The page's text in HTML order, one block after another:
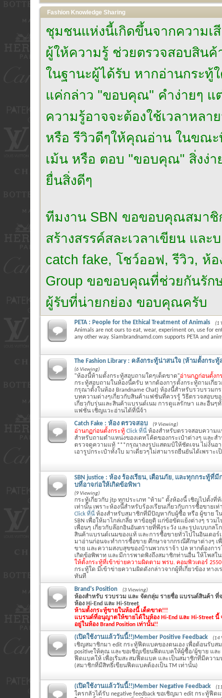
Fashion Knowledge Sharing
ชุมชนแห่งนี้เกิดขึ้นจากความเ
ผู้ให้ความรู้ ช่วยตรวจสอบสิน
ในฐานะผู้ได้รับ หากอ่านกระทู้
แค่กล่าว "ขอบคุณ" คำง่ายๆ แ
ความรู้อาจจะต้องใช้เวลาหล
หรือ รีวิวดีๆให้คุณอ่าน ในขณะ
เม้น หรือ ตอบ "ขอบคุณ" สิ่งง่า
ยื่นสิ่งดีๆ
ทีมงาน SBN ขอขอบคุณสมาชิ
สร้างสรรค์สละเวลาเขียน และ
catch fake, โชว์ออฟ, รีวิว, ห้
Group ขอขอบคุณที่ช่วยกันรัก
ผู้รับที่น่ายกย่อง ขอบคุณครับ
PETA : People for the Ethical Treatment of Animals (1
Animals are not ours to eat, wear, experiment on, use for
any other way. Siambrandnamd.com supports PETA and
The Fashion Library : คลังกระทู้น่าสนใจ (ห้ามตั้งกระ
(6 Viewing)
"ห้องนี้ห้ามตั้งกระทู้สอบถามใดๆเด็ดขาด"อ่านกฏก่อนตั้งก
กระทู้สอบถามในห้องนี้ครับ หากต้องการตั้งกระทู้ถามเกี่ย
กรุณาตั้งในห้อง Brandname Chat) ห้องนี้สำหรับรวบรวมก
บทความต่างๆเกี่ยวกับสินค้าแฟชั่นที่ควรรู้ วิธีตรวจสอบข
เกี่ยวกับรุ่นและสินค้าแบรนด์เนม การดูแลรักษา และอื่นๆ
แฟชั่น เชิญแวะอ่านได้ที่นี่จ้า
Catch Fake : ห้อง ตรวจสอบ (9 Viewing)
อ่านกฏก่อนตั้งกระทู้ Click ที่นี่ ห้องสำหรับตรวจสอบความ
สำหรับถามตำแหน่งของเดทโค้ดของกระเป๋าต่างๆ และสำ
ตรวจดูความแท้ ***กรุณาลงรูปแสตมป์ให้ชัดเจน ไม่งั้นอ
เอารูปกระเป๋าทั้งใบ มาเดี่ยวๆไม่สามารถยืนยันได้เพราะ
SBN justice : ห้อง ร้องเรียน, เตือนภัย, และทุกกระทู้ที่
บที่อาจก่อให้เกิดข้อพิพา
(9 Viewing)
กระทู้เกี่ยวกับ jtp ทุกประเภท "ห้าม" ตั้งห้องนี้ เชิญไปตั้งที่ห้อ
เท่านั้น เพราะห้องนี้สำหรับร้องเรียนเกี่ยวกับการซื้อขายเท่
Click ที่นี่ ห้องสำหรับสมาชิกที่มีปัญหากับผู้ซื้อ หรือ ผู้ขาย ใ
SBN เพื่อให้มาไกล่เกลี่ย หาข้อยุติ แก่ข้อขัดแย้งต่างๆ รวม
เพื่อนๆ เกี่ยวกับล๊อกอินอันตรายที่พึงระวัง และรูปแบบกลโ
สินค้าแบรนด์เนมของแท้ และการซื้อขายทั่วไปในอินเตอร์
มาอ่านก่อนจะทำการซื้อขาย ศึกษาจากกรณีศึกษาต่างๆ เ
ขาย และความสงบสุขของบ้านพวกเราจ้า ปล หากต้องกา
เกิดข้อพิพาท และมีการพาดพิงถึงสมาชิกท่านอื่น ให้โพสใ
ให้ตั้งกระทู้ที่เข้าข่ายความผิดตาม พรบ. คอมพิวเตอร์
กระทู้ใด มีเข้าข่ายความผิดดังกล่าวจากผู้ที่เกี่ยวข้อง ทาง
ทันที
Brand's Position (3 Viewing)
ห้องสำหรับ รวบรวม และ จัดกลุ่ม รายชื่อ แบรนด์สินค้า ที่
ห้อง Hi-End และ Hi-Street
ห้ามตั้งกระทู้ขายในห้องนี้ เด็ดขาด!!!
แบรนด์ที่อนุญาตให้ขายได้ในห้อง Hi-End และ Hi-Street
อยู่ในห้อง Brand Position เท่านั้น!!
(เปิดใช้งานแล้ววันนี้!!)Member Positive Feedback (14
เชิญสมาชิกมา edit กระทู้ฟีดแบคของตนเอง เพื่อต้อนรับส
positiveให้คุณ และขอเชิญเขียนฟีดแบคให้ผู้ซื้อ/ผู้ขาย แล
ฟีดแบคให้ เพื่อเริ่มสะสมฟีดแบค และเป็นสมาชิกที่มีความ
(สมาชิกที่มีสิทธิ์เขียนฟีดแบคต้องเป็น TM เท่านั้น)
(เปิดใช้งานแล้ววันนี้!!)Member Negative Feedback
ใครกลัวได้รับ negative feedback ขอเชิญมา edit กระทู้ฟีด